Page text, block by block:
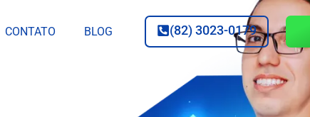
CONTATO BLOG (82) 3023-0179